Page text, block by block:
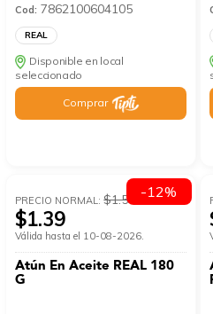
Cod: 7862100604105
REAL
Disponible en local
seleccionado
Comprar
PRECIO NORMAL:$1.58
$1.39
Válida hasta el 10-08-2026.
Atún En Aceite REAL 180
G
-12%